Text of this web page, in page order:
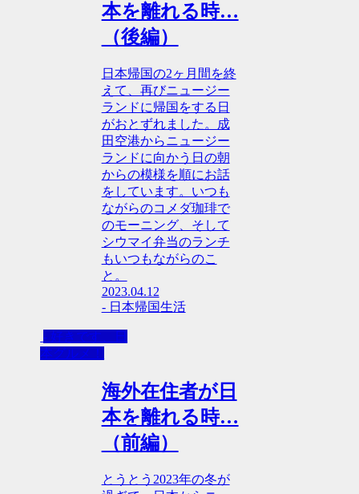
本を離れる時…
（後編）
日本帰国の2ヶ月間を終
えて、再びニュージー
ランドに帰国をする日
がおとずれました。成
田空港からニュージー
ランドに向かう日の朝
からの模様を順にお話
をしています。いつも
ながらのコメダ珈琲で
のモーニング、そして
シウマイ弁当のランチ
もいつもながらのこ
と。
2023.04.12
- 日本帰国生活
- 好きです、日
本グルメ！
海外在住者が日
本を離れる時…
（前編）
とうとう2023年の冬が